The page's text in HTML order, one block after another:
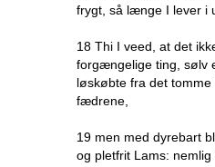
frygt, så længe I lever i
18 Thi I veed, at det
forgængelige ting, sølv
løskøbte fra det tomme
fædrene,
19 men med dyrebart
og pletfrit Lams: nemlig